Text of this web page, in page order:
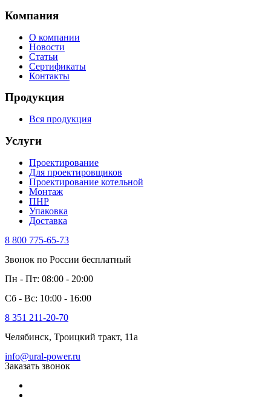
Компания
О компании
Новости
Статьи
Сертификаты
Контакты
Продукция
Вся продукция
Услуги
Проектирование
Для проектировщиков
Проектирование котельной
Монтаж
ПНР
Упаковка
Доставка
8 800 775-65-73
Звонок по России бесплатный
Пн - Пт: 08:00 - 20:00
Сб - Вс: 10:00 - 16:00
8 351 211-20-70
Челябинск, Троицкий тракт, 11а
info@ural-power.ru
Заказать звонок